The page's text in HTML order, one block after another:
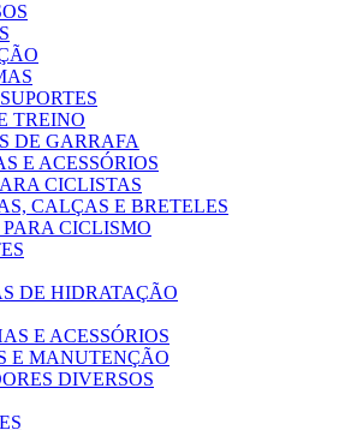
TREINO
DE GARRAFA
E ACESSÓRIOS
CICLISTAS
CALÇAS E BRETELES
CICLISMO
DE HIDRATAÇÃO
E ACESSÓRIOS
E MANUTENÇÃO
DIVERSOS